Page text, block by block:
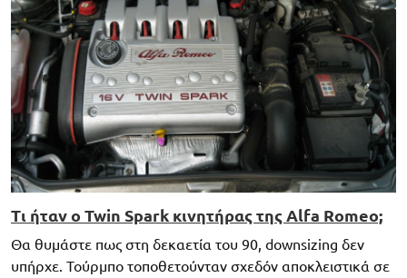
Τι ήταν ο Twin Spark κινητήρας της Alfa Romeo;
Θα θυμάστε πως στη δεκαετία του 90, downsizing δεν
υπήρχε. Τούρμπο τοποθετούνταν σχεδόν αποκλειστικά σε